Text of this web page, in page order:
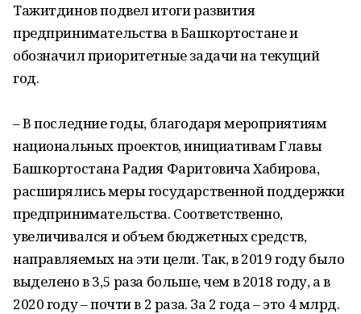
Тажитдинов подвел итоги развития
предпринимательства в Башкортостане и
обозначил приоритетные задачи на текущий
год.
– В последние годы, благодаря мероприятиям
национальных проектов, инициативам Главы
Башкортостана Радия Фаритовича Хабирова,
расширялись меры государственной поддержки
предпринимательства. Соответственно,
увеличивался и объем бюджетных средств,
направляемых на эти цели. Так, в 2019 году было
выделено в 3,5 раза больше, чем в 2018 году, а в
2020 году – почти в 2 раза. За 2 года – это 4 млрд.